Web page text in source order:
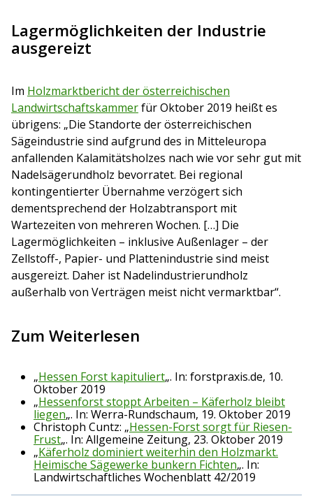
Lagermöglichkeiten der Industrie
ausgereizt
Im Holzmarktbericht der österreichischen
Landwirtschaftskammerfür Oktober 2019 heißt es
übrigens: „Die Standorte der österreichischen
Sägeindustrie sind aufgrund des in Mitteleuropa
anfallenden Kalamitätsholzes nach wie vor sehr gut mit
Nadelsägerundholz bevorratet. Bei regional
kontingentierter Übernahme verzögert sich
dementsprechend der Holzabtransport mit
Wartezeiten von mehreren Wochen. […] Die
Lagermöglichkeiten – inklusive Außenlager – der
Zellstoff-, Papier- und Plattenindustrie sind meist
ausgereizt. Daher ist Nadelindustrierundholz
außerhalb von Verträgen meist nicht vermarktbar“.
Zum Weiterlesen
„Hessen Forst kapituliert„. In: forstpraxis.de, 10.
Oktober 2019
„Hessenforst stoppt Arbeiten – Käferholz bleibt
liegen„. In: Werra-Rundschaum, 19. Oktober 2019
Christoph Cuntz: „Hessen-Forst sorgt für Riesen-
Frust„. In: Allgemeine Zeitung, 23. Oktober 2019
„Käferholz dominiert weiterhin den Holzmarkt.
Heimische Sägewerke bunkern Fichten„. In:
Landwirtschaftliches Wochenblatt 42/2019